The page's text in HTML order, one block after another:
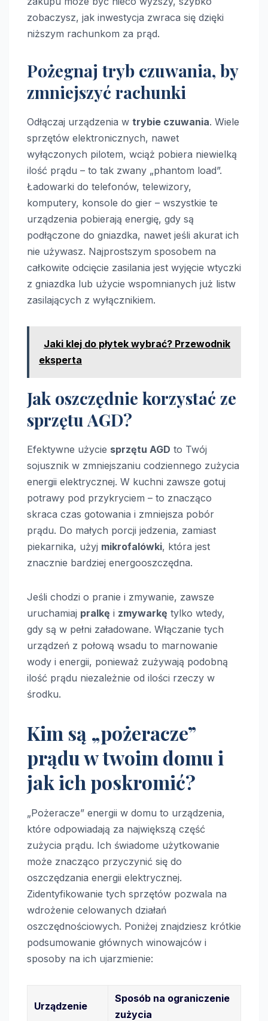
zobaczysz, jak inwestycja zwraca się dzięki
niższym rachunkom za prąd.
Pożegnaj tryb czuwania, by
zmniejszyć rachunki
Odłączaj urządzenia w trybie czuwania. Wiele
sprzętów elektronicznych, nawet
wyłączonych pilotem, wciąż pobiera niewielką
ilość prądu – to tak zwany „phantom load”.
Ładowarki do telefonów, telewizory,
komputery, konsole do gier – wszystkie te
urządzenia pobierają energię, gdy są
podłączone do gniazdka, nawet jeśli akurat ich
nie używasz. Najprostszym sposobem na
całkowite odcięcie zasilania jest wyjęcie wtyczki
z gniazdka lub użycie wspomnianych już listw
zasilających z wyłącznikiem.
Jaki klej do płytek wybrać? Przewodnik
eksperta
Jak oszczędnie korzystać ze
sprzętu AGD?
Efektywne użycie sprzętu AGD to Twój
sojusznik w zmniejszaniu codziennego zużycia
energii elektrycznej. W kuchni zawsze gotuj
potrawy pod przykryciem – to znacząco
skraca czas gotowania i zmniejsza pobór
prądu. Do małych porcji jedzenia, zamiast
piekarnika, użyj mikrofalówki, która jest
znacznie bardziej energooszczędna.
Jeśli chodzi o pranie i zmywanie, zawsze
uruchamiaj pralkę i zmywarkę tylko wtedy,
gdy są w pełni załadowane. Włączanie tych
urządzeń z połową wsadu to marnowanie
wody i energii, ponieważ zużywają podobną
ilość prądu niezależnie od ilości rzeczy w
środku.
Kim są „pożeracze”
prądu w twoim domu i
jak ich poskromić?
„Pożeracze” energii w domu to urządzenia,
które odpowiadają za największą część
zużycia prądu. Ich świadome użytkowanie
może znacząco przyczynić się do
oszczędzania energii elektrycznej.
Zidentyfikowanie tych sprzętów pozwala na
wdrożenie celowanych działań
oszczędnościowych. Poniżej znajdziesz krótkie
podsumowanie głównych winowajców i
sposoby na ich ujarzmienie:
Urządzenie
Sposób na ograniczenie
zużycia